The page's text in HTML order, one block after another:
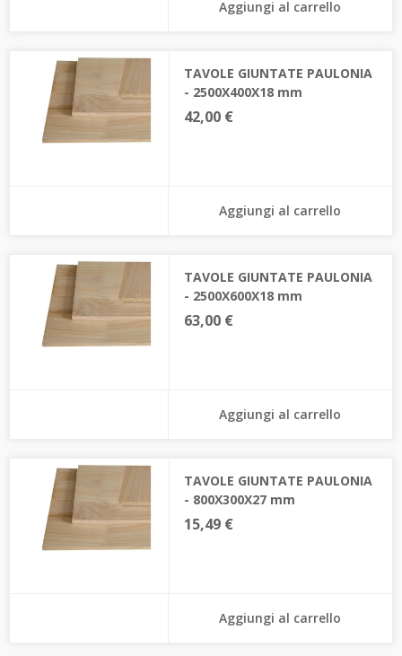
Aggiungi al carrello
TAVOLE GIUNTATE PAULONIA
- 2500X400X18 mm
42,00 €
Aggiungi al carrello
TAVOLE GIUNTATE PAULONIA
- 2500X600X18 mm
63,00 €
Aggiungi al carrello
TAVOLE GIUNTATE PAULONIA
- 800X300X27 mm
15,49 €
Aggiungi al carrello